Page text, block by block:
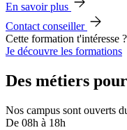
En savoir plus
Contact conseiller
Cette formation t'intéresse ?
Je découvre les formations
Des métiers
Nos campus sont ouverts
De 08h à 18h